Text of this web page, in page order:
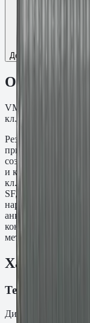
Добавить к сравнению
Описание
VM-A Шпилька
кл.пр. 5.8.
Резьбовая шпилька
применения с
создании
и каменных
кл.пр. 5.8.
SF, VE-Polar, VME-
нарезается по
анкеровки
конструктивных
метрический шаг
Технические
Диаметр